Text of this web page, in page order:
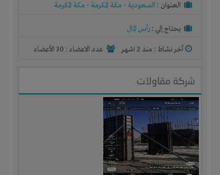
العنوان : السعودية - مكة المكرمة - مكة المكرمة
يحتاج إلي : رأس المال
آخر نشاط : منذ 2 اشهر عدد الاعضاء : 30 الأعضاء
شركة مقاولات